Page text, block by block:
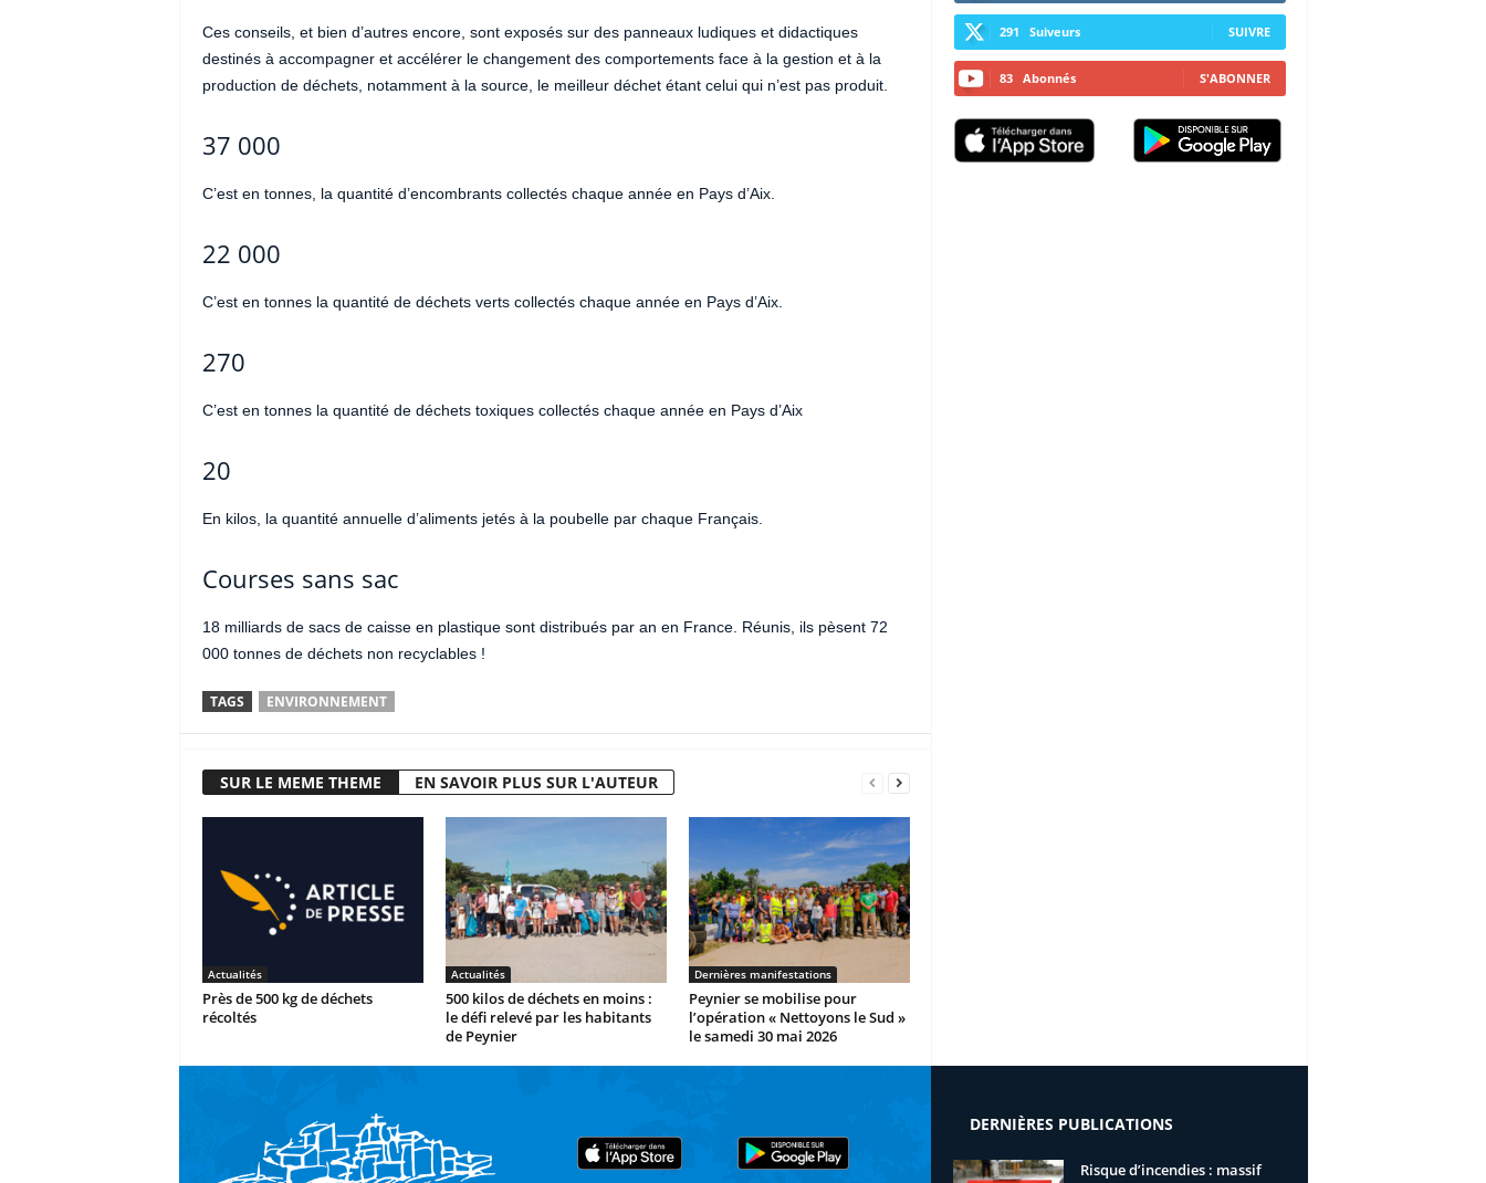
Ces conseils, et bien d’autres encore, sont exposés sur des panneaux ludiques et didactiques
destinés à accompagner et accélérer le changement des comportements face à la gestion et à la
production de déchets, notamment à la source, le meilleur déchet étant celui qui n’est pas produit.
37 000
C’est en tonnes, la quantité d’encombrants collectés chaque année en Pays d’Aix.
22 000
C’est en tonnes la quantité de déchets verts collectés chaque année en Pays d’Aix.
270
C’est en tonnes la quantité de déchets toxiques collectés chaque année en Pays d’Aix
20
En kilos, la quantité annuelle d’aliments jetés à la poubelle par chaque Français.
Courses sans sac
18 milliards de sacs de caisse en plastique sont distribués par an en France. Réunis, ils pèsent 72
000 tonnes de déchets non recyclables !
TAGS ENVIRONNEMENT
SUR LE MEME THEME EN SAVOIR PLUS SUR L'AUTEUR
Actualités
Près de 500 kg de déchets
récoltés
Actualités
500 kilos de déchets en moins :
le défi relevé par les habitants
de Peynier
Dernières manifestations
Peynier se mobilise pour
l’opération « Nettoyons le Sud »
le samedi 30 mai 2026
291 Suiveurs SUIVRE
83 Abonnés S'ABONNER
DERNIÈRES PUBLICATIONS
Risque d’incendies : massif